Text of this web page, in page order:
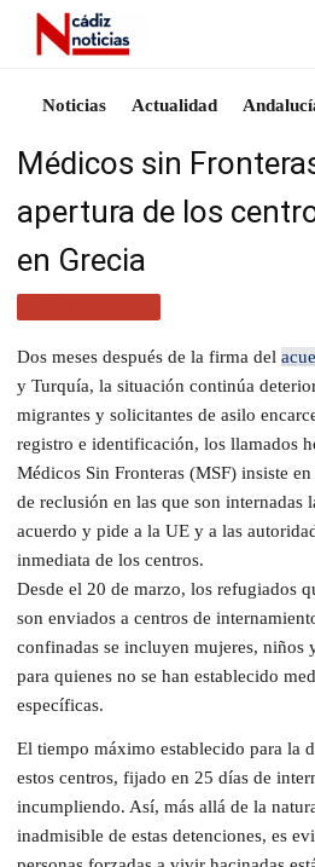
Noticias Actualidad
Médicos sin
apertura de los
en Grecia
Dos meses después de la firma del
y Turquía, la situación continúa
migrantes y solicitantes de asilo
registro e identificación, los llamados
Médicos Sin Fronteras (MSF) insiste
de reclusión en las que son internadas
acuerdo y pide a la UE y a las
inmediata de los centros.
Desde el 20 de marzo, los refugiados
son enviados a centros de
confinadas se incluyen mujeres, niños
para quienes no se han establecido
específicas.
El tiempo máximo establecido para la
estos centros, fijado en 25 días de
incumpliendo. Así, más allá de la
inadmisible de estas detenciones, es